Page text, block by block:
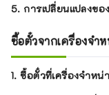
5. การเปลี่ยนแปลงข
ซื้อตั๋วจากเครื่องจำ
1. ซื้อตั๋วที่เครื่องจำหน่